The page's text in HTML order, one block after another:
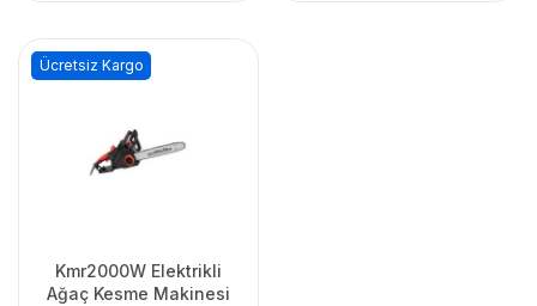
Kmr2000W Elektrikli
Ağaç Kesme Makinesi
Ücretsiz Kargo